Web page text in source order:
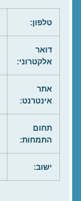
טלפון:
דואר
אלקטרוני:
אתר
אינטרנט:
תחום
התמחות:
ישוב: